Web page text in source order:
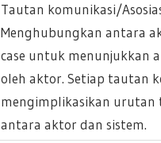
Tautan komunikasi/
Menghubungkan antara
case untuk menunjukkan
oleh aktor. Setiap tautan
mengimplikasikan urutan
antara aktor dan sistem.